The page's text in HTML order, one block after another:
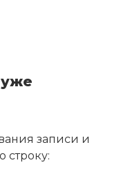
уже
записи и
строку: